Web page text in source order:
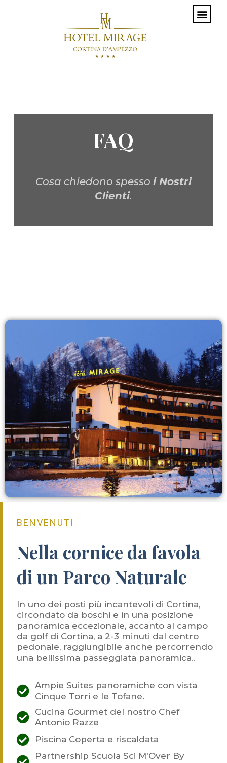
FAQ
Cosa chiedono spesso i Nostri
Clienti.
BENVENUTI
Nella cornice da favola
di un Parco Naturale
In uno dei posti più incantevoli di Cortina,
circondato da boschi e in una posizione
panoramica eccezionale, accanto al campo
da golf di Cortina, a 2-3 minuti dal centro
pedonale, raggiungibile anche percorrendo
una bellissima passeggiata panoramica..
Ampie Suites panoramiche con vista
Cinque Torri e le Tofane.
Cucina Gourmet del nostro Chef
Antonio Razze
Piscina Coperta e riscaldata
Partnership Scuola Sci M'Over By